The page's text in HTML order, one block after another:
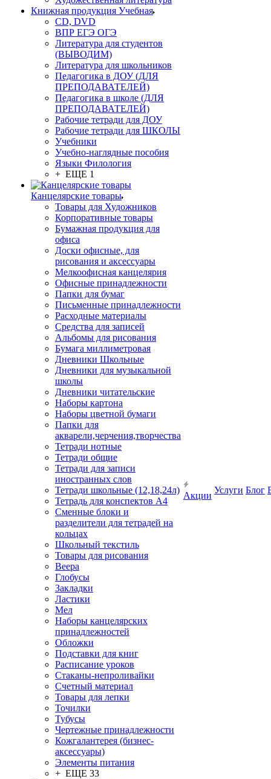
Книжная продукция Учебная
CD, DVD
ВПР ЕГЭ ОГЭ
Литература для студентов
(ВЫВОДИМ)
Литература для школьников
Педагогика в ДОУ (ДЛЯ
ПРЕПОДАВАТЕЛЕЙ)
Педагогика в школе (ДЛЯ
ПРЕПОДАВАТЕЛЕЙ)
Рабочие тетради для ДОУ
Рабочие тетради для ШКОЛЫ
Учебники
Учебно-наглядные пособия
Языки Филология
+ ЕЩЕ 1
Канцелярские товары
Товары для Художников
Корпоративные товары
Бумажная продукция для
офиса
Доски офисные, для
рисования и аксессуары
Мелкоофисная канцелярия
Офисные принадлежности
Папки для бумаг
Письменные принадлежности
Расходные материалы
Средства для записей
Альбомы для рисования
Бумага миллиметровая
Дневники Школьные
Дневники для музыкальной
школы
Дневники читательские
Наборы картона
Наборы цветной бумаги
Папки для
акварели,черчения,творчества
Тетради нотные
Тетради общие
Тетради для записи
иностранных слов
Тетради школьные (12,18,24л)
Тетрадь для конспектов А4
Сменные блоки и
разделители для тетрадей на
кольцах
Школьный текстиль
Товары для рисования
Веера
Глобусы
Закладки
Ластики
Мел
Наборы канцелярских
принадлежностей
Обложки
Подставки для книг
Расписание уроков
Стаканы-непроливайки
Счетный материал
Товары для лепки
Точилки
Тубусы
Чертежные принадлежности
Кожгалантерея (бизнес-
аксессуары)
Элементы питания
+ ЕЩЕ 33
Акции
Услуги Блог